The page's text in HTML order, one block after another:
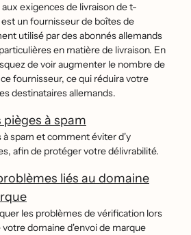
exigences de livraison de t-
un fournisseur de boîtes de
utilisé par des abonnés allemands
en matière de livraison. En
de voir augmenter le nombre de
fournisseur, ce qui réduira votre
destinataires allemands.
à spam
à spam et comment éviter d'y
afin de protéger votre délivrabilité.
liés au domaine
les problèmes de vérification lors
domaine d'envoi de marque